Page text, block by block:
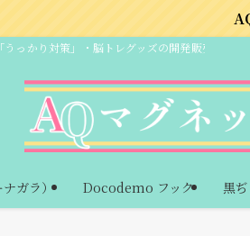
AQマグネット工
っかり対策」・脳トレグッズの開発販売
ガラ） Docodemo フック 黒